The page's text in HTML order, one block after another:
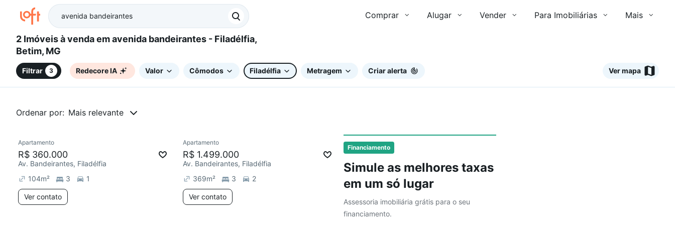
Comprar Alugar Vender Para Imobiliárias Mais
2 Imóveis à venda em avenida bandeirantes - Filadélfia,
Betim, MG
Filtrar 3 Redecore IA Valor Cômodos Filadélfia Metragem Criar alerta Ver mapa
Ordenar por: Mais relevante
Financiamento
Simule as melhores taxas
em um só lugar
Assessoria imobiliária grátis para o seu
financiamento.
Redecorar
Apartamento
R$ 360.000
Av. Bandeirantes, Filadélfia
104m² 3 1
Ver contato
Redecorar
Apartamento
R$ 1.499.000
Av. Bandeirantes, Filadélfia
369m² 3 2
Ver contato